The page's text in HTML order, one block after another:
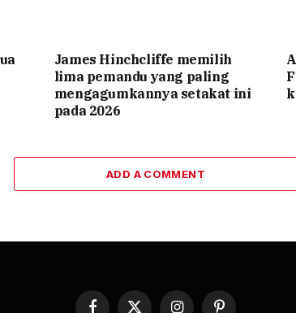
James Hinchcliffe memilih
lima pemandu yang paling
mengagumkannya setakat ini
pada 2026
ADD A COMMENT